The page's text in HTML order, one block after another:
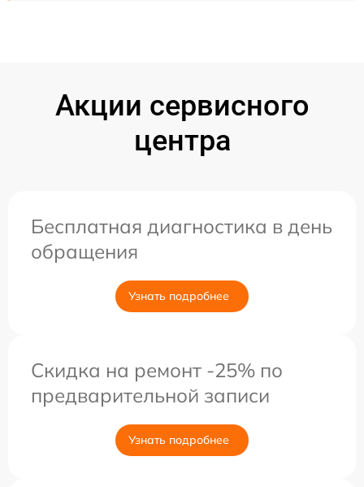
Акции сервисного
центра
Бесплатная диагностика в день
обращения
Узнать подробнее
Скидка на ремонт -25% по
предварительной записи
Узнать подробнее